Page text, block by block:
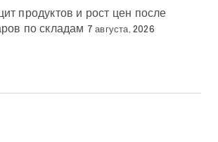
продуктов и рост цен после
по складам 7 августа, 2026